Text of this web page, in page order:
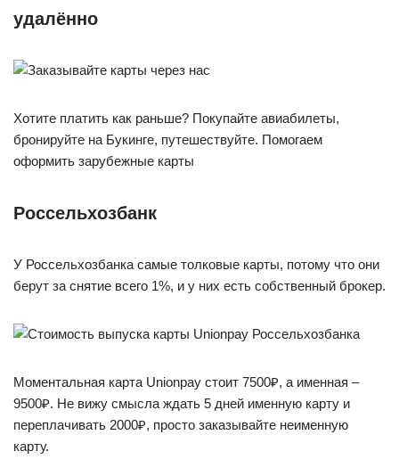
удалённо
Хотите платить как раньше? Покупайте авиабилеты,
бронируйте на Букинге, путешествуйте. Помогаем
оформить зарубежные карты
Россельхозбанк
У Россельхозбанка самые толковые карты, потому что они
берут за снятие всего 1%, и у них есть собственный брокер.
Моментальная карта Unionpay стоит 7500₽, а именная –
9500₽. Не вижу смысла ждать 5 дней именную карту и
переплачивать 2000₽, просто заказывайте неименную
карту.